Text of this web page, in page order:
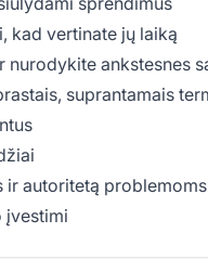
kad vertinate jų laiką
ankstesnes
suprantamais
ir autoritetą
įvestimi